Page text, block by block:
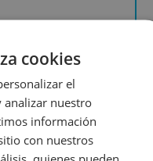
pequeño y los
cookies
el
analizar nuestro
información
con nuestros
quienes pueden